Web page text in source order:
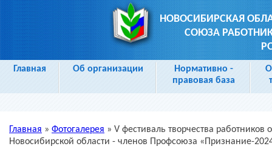
НОВОСИБИРСКАЯ
СОЮЗА
Главная Об организации
Нормативно -
правовая база
Вы здесь
Главная » Фотогалерея » V фестиваль творчества работников
Новосибирской области - членов Профсоюза «Признание-